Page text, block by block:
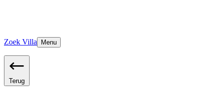
Zoek Villa Menu
Terug